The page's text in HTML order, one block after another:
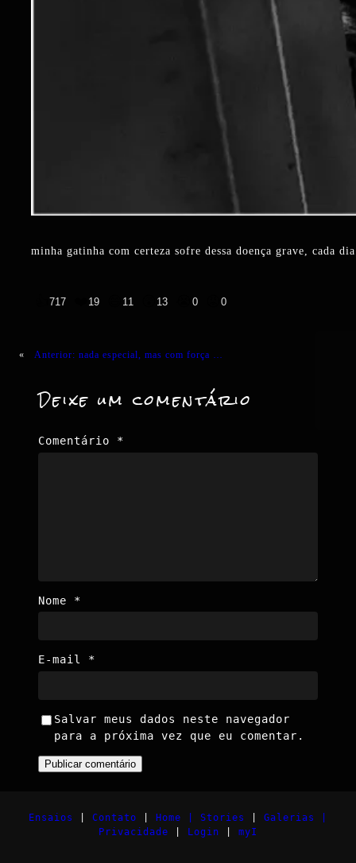
minha gatinha com certeza sofre dessa doença grave, cada
717 19 11 13 0 0
« Anterior: nada especial, mas com força …
Deixe um comentário
Comentário *
Nome *
E-mail *
Salvar meus dados neste navegador
para a próxima vez que eu comentar.
Ensaios Contato Home | Stories
Galerias |
Privacidade
Login myI